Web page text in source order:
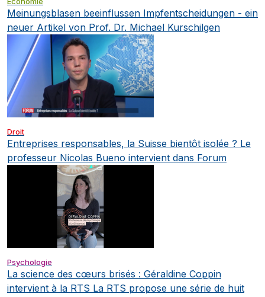
Meinungsblasen beeinflussen Impfentscheidungen - ein
neuer Artikel von Prof. Dr. Michael Kurschilgen
Droit
Entreprises responsables, la Suisse bientôt isolée ? Le
professeur Nicolas Bueno intervient dans Forum
Psychologie
La science des cœurs brisés : Géraldine Coppin
intervient à la RTS La RTS propose une série de huit